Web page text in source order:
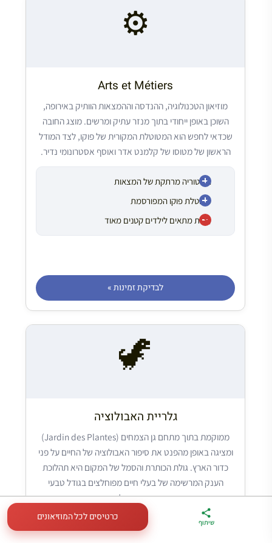
⚙️
Arts et Métiers
היסטוריה מרתקת של המצאות
מטוטלת פוקו המפורסמת
פחות מתאים לילדים קטנים מאוד
מוזיאון הטכנולוגיה, ההנדסה וההמצאות הוותיק באירופה,
השוכן באופן ייחודי בתוך מנזר עתיק ומרשים. מוצג החובה
שכדאי לחפש הוא המטוטלת המקורית של פוקו, לצד המודל
הראשון של מטוסו של קלמנט אדר ואוסף אסטרונומי נדיר.
לבדיקת זמינות »
🦖
גלריית האבולוציה
תהלוכת חיות מרשימה בגודל טבעי
ממוקמת בתוך מתחם גן הצמחים (Jardin des Plantes)
ומציגה באופן מהפנט את סיפור האבולוציה של החיים על פני
כדור הארץ. גולת הכותרת והסמל של המקום היא תהלוכת
הענק המרשימה של בעלי חיים מפוחלצים בגודל טבעי
במרכז האולם.
ארגז הכלים שלי
מדריך פריז
במתנה
דברו
איתי בווטסאפ
שיתוף כרטיסים לכל המוזיאונים